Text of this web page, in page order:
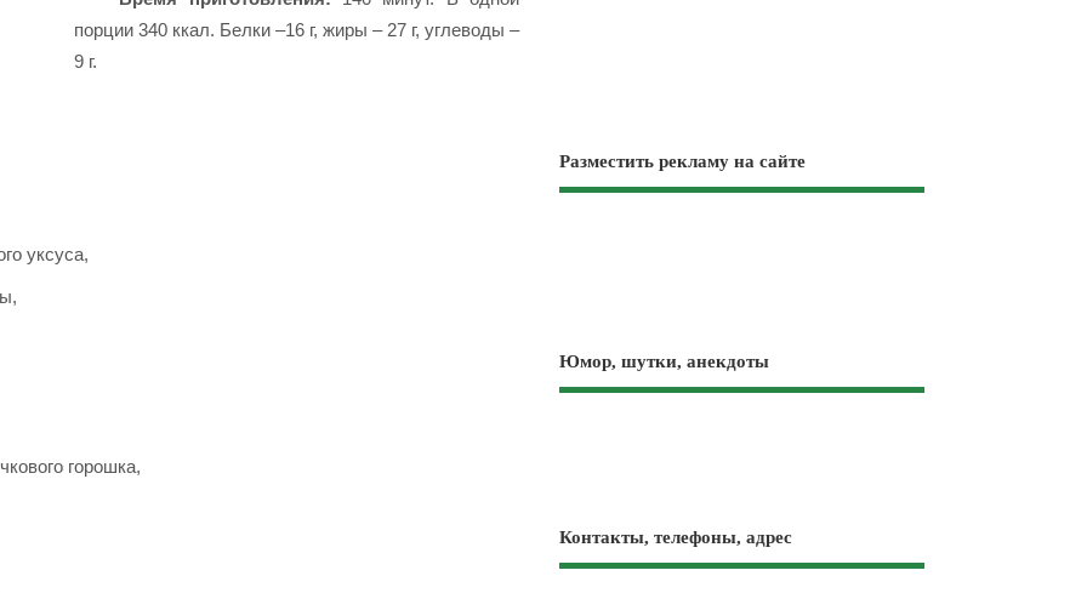
порции 340 ккал. Белки –16 г, жиры – 27 г, углеводы –
9 г.
уксуса,
горошка,
Разместить рекламу на сайте
Юмор, шутки, анекдоты
Контакты, телефоны, адрес